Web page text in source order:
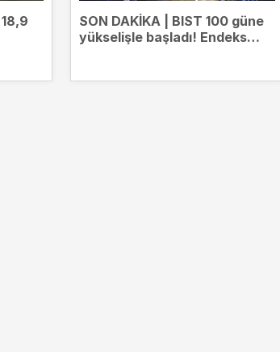
SON DAKİKA | BIST 100 güne
yükselişle başladı! Endeks